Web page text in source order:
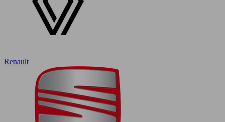
Renault